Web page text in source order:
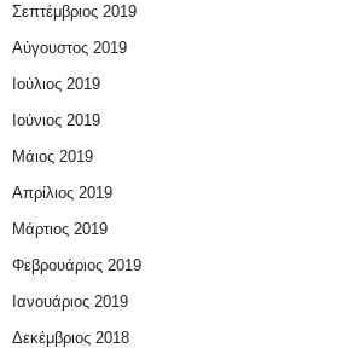
Σεπτέμβριος 2019
Αύγουστος 2019
Ιούλιος 2019
Ιούνιος 2019
Μάιος 2019
Απρίλιος 2019
Μάρτιος 2019
Φεβρουάριος 2019
Ιανουάριος 2019
Δεκέμβριος 2018